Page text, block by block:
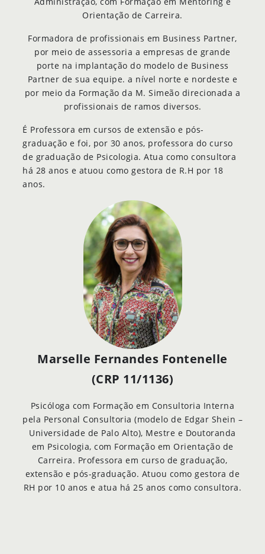
Orientação de Carreira.
Formadora de profissionais em Business Partner,
por meio de assessoria a empresas de grande
porte na implantação do modelo de Business
Partner de sua equipe. a nível norte e nordeste e
por meio da Formação da M. Simeão direcionada a
profissionais de ramos diversos.
É Professora em cursos de extensão e pós-
graduação e foi, por 30 anos, professora do curso
de graduação de Psicologia. Atua como consultora
há 28 anos e atuou como gestora de R.H por 18
anos.
Marselle Fernandes Fontenelle
(CRP 11/1136)
Psicóloga com Formação em Consultoria Interna
pela Personal Consultoria (modelo de Edgar Shein –
Universidade de Palo Alto), Mestre e Doutoranda
em Psicologia, com Formação em Orientação de
Carreira. Professora em curso de graduação,
extensão e pós-graduação. Atuou como gestora de
RH por 10 anos e atua há 25 anos como consultora.